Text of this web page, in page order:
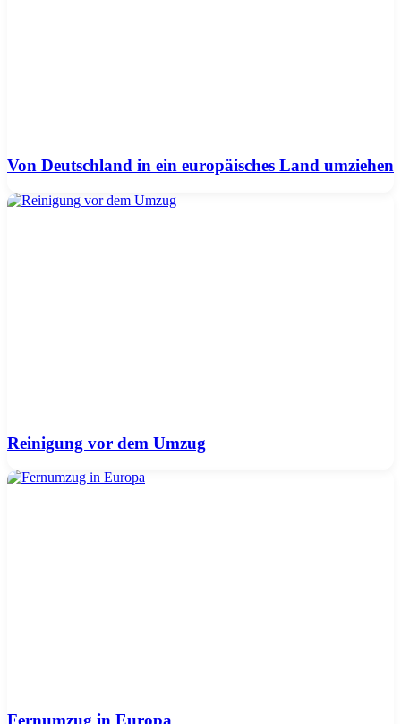
Von Deutschland in ein europäisches Land umziehen
Reinigung vor dem Umzug
Fernumzug in Europa